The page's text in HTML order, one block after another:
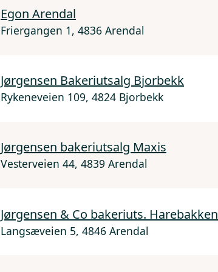
Egon Arendal
Friergangen 1, 4836 Arendal
Jørgensen Bakeriutsalg Bjorbekk
Rykeneveien 109, 4824 Bjorbekk
Jørgensen bakeriutsalg Maxis
Vesterveien 44, 4839 Arendal
Jørgensen & Co bakeriuts. Harebakken
Langsæveien 5, 4846 Arendal